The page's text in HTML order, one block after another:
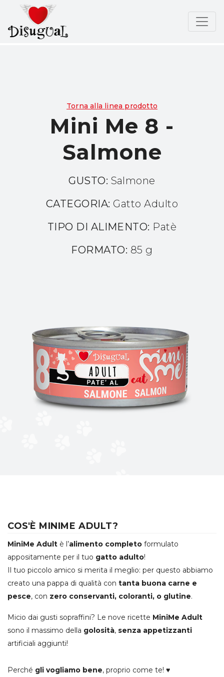
Torna alla linea prodotto
Mini Me 8 -
Salmone
GUSTO: Salmone
CATEGORIA: Gatto Adulto
TIPO DI ALIMENTO: Patè
FORMATO: 85 g
COS'È MINIME ADULT?
MiniMe Adult è l’alimento completo formulato
appositamente per il tuo gatto adulto!
Il tuo piccolo amico si merita il meglio: per questo abbiamo
creato una pappa di qualità con tanta buona carne e
pesce, con zero conservanti, coloranti, o glutine.
Micio dai gusti sopraffini? Le nove ricette MiniMe Adult
sono il massimo della golosità, senza appetizzanti
artificiali aggiunti!
Perché gli vogliamo bene, proprio come te! ♥